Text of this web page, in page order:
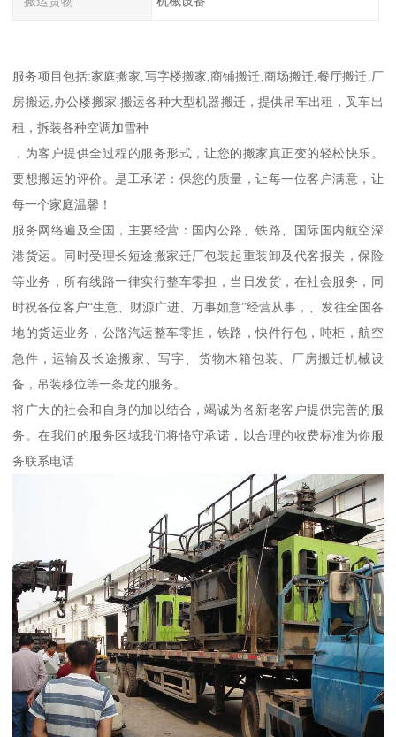
服务项目包括:家庭搬家,写字楼搬家,商铺搬迁,商场搬迁,餐厅搬迁,厂
房搬运,办公楼搬家.搬运各种大型机器搬迁，提供吊车出租，叉车出
租，拆装各种空调加雪种
，为客户提供全过程的服务形式，让您的搬家真正变的轻松快乐。
要想搬运的评价。是工承诺：保您的质量，让每一位客户满意，让
每一个家庭温馨！
服务网络遍及全国，主要经营：国内公路、铁路、国际国内航空深
港货运。同时受理长短途搬家迁厂包装起重装卸及代客报关，保险
等业务，所有线路一律实行整车零担，当日发货，在社会服务，同
时祝各位客户“生意、财源广进、万事如意”经营从事，、发往全国各
地的货运业务，公路汽运整车零担，铁路，快件行包，吨柜，航空
急件，运输及长途搬家、写字、货物木箱包装、厂房搬迁机械设
备，吊装移位等一条龙的服务。
将广大的社会和自身的加以结合，竭诚为各新老客户提供完善的服
务。在我们的服务区域我们将恪守承诺，以合理的收费标准为你服
务联系电话